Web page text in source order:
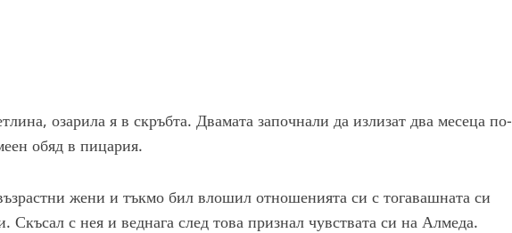
озарила я в скръбта. Двамата започнали да излизат два месеца по-
обяд в пицария.
жени и тъкмо бил влошил отношенията си с тогавашната си
Скъсал с нея и веднага след това признал чувствата си на Алмеда.